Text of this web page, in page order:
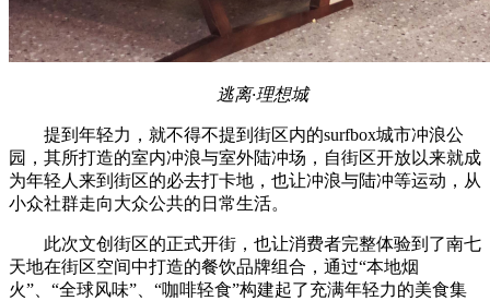
逃离·理想城
提到年轻力，就不得不提到街区内的surfbox城市冲浪公
园，其所打造的室内冲浪与室外陆冲场，自街区开放以来就成
为年轻人来到街区的必去打卡地，也让冲浪与陆冲等运动，从
小众社群走向大众公共的日常生活。
此次文创街区的正式开街，也让消费者完整体验到了南七
天地在街区空间中打造的餐饮品牌组合，通过“本地烟
火”、“全球风味”、“咖啡轻食”构建起了充满年轻力的美食集